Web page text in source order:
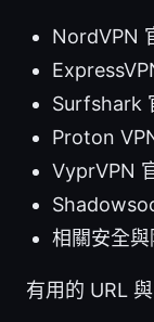
NordVPN
Surfshark
Proton
VyprVPN
相關安全
有用的 URL